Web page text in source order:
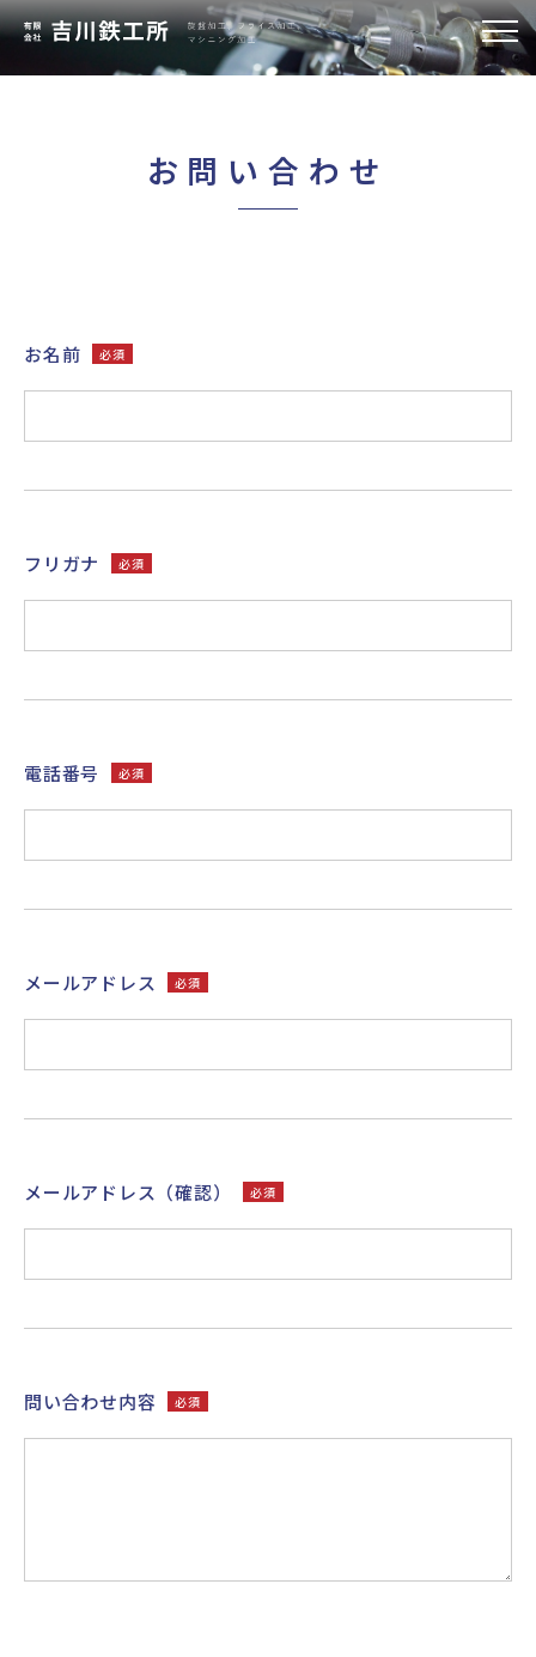
私たちにできること
お問い合わせ
お名前 必須
フリガナ 必須
電話番号 必須
メールアドレス 必須
メールアドレス（確認） 必須
問い合わせ内容 必須